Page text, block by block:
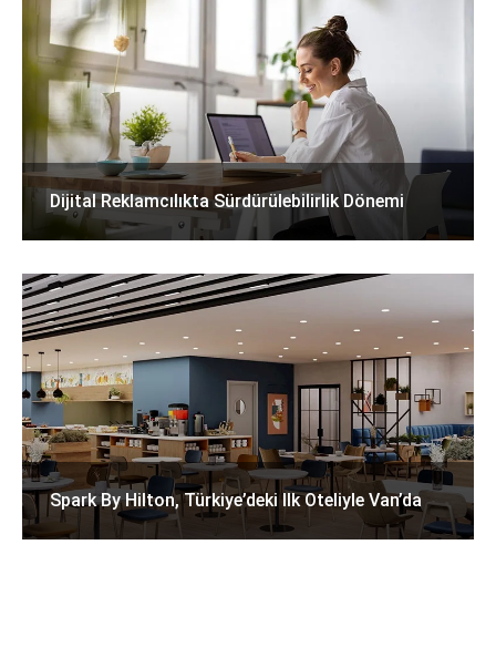
Dijital Reklamcılıkta Sürdürülebilirlik Dönemi
Spark By Hilton, Türkiye’deki Ilk Oteliyle Van’da